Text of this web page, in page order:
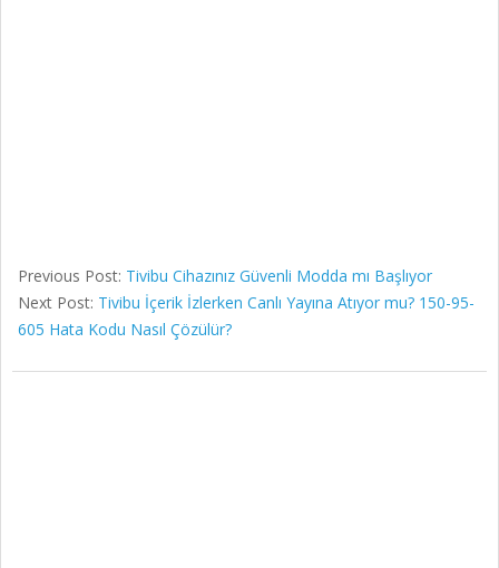
Previous Post: Tivibu Cihazınız Güvenli Modda mı Başlıyor
Next Post: Tivibu İçerik İzlerken Canlı Yayına Atıyor mu? 150-95-
605 Hata Kodu Nasıl Çözülür?